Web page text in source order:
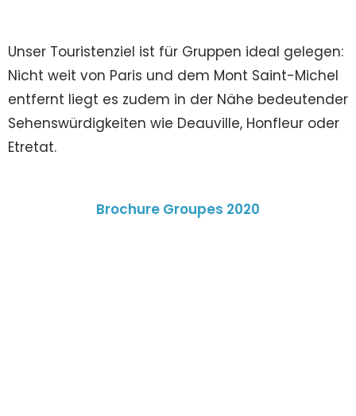
Unser Touristenziel ist für Gruppen ideal gelegen:
Nicht weit von Paris und dem Mont Saint-Michel
entfernt liegt es zudem in der Nähe bedeutender
Sehenswürdigkeiten wie Deauville, Honfleur oder
Etretat.
Brochure Groupes 2020